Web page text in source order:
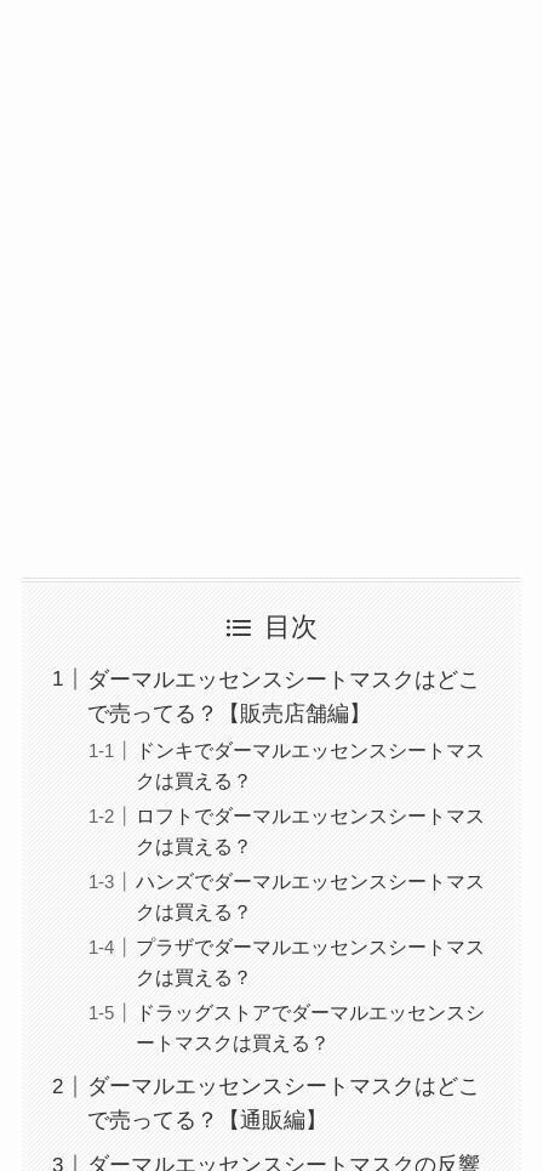
目次
ダーマルエッセンスシートマスクはどこ
で売ってる？【販売店舗編】
ドンキでダーマルエッセンスシートマス
クは買える？
ロフトでダーマルエッセンスシートマス
クは買える？
ハンズでダーマルエッセンスシートマス
クは買える？
プラザでダーマルエッセンスシートマス
クは買える？
ドラッグストアでダーマルエッセンスシ
ートマスクは買える？
ダーマルエッセンスシートマスクはどこ
で売ってる？【通販編】
ダーマルエッセンスシートマスクの反響